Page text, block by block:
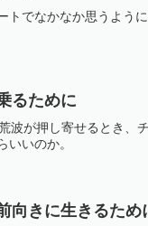
トでなかなか思うよう
るために
波が押し寄せるとき、
いのか。
向きに生きるため